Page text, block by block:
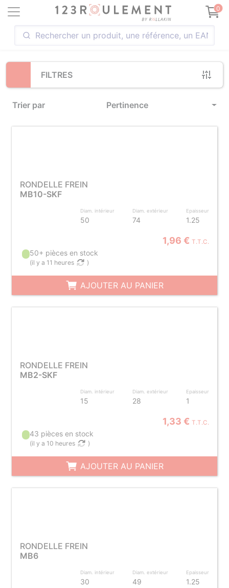
0
FILTRES
Trier par Pertinence
Loading...
RONDELLE FREIN
MB10-SKF
Diam. intérieur
50
Diam. extérieur
74
Epaisseur
1.25
1,96 € T.T.C.
50+ pièces en stock
(il y a 11 heures )
AJOUTER AU PANIER
RONDELLE FREIN
MB2-SKF
Diam. intérieur
15
Diam. extérieur
28
Epaisseur
1
1,33 € T.T.C.
43 pièces en stock
(il y a 10 heures )
AJOUTER AU PANIER
RONDELLE FREIN
MB6
Diam. intérieur
30
Diam. extérieur
49
Epaisseur
1.25